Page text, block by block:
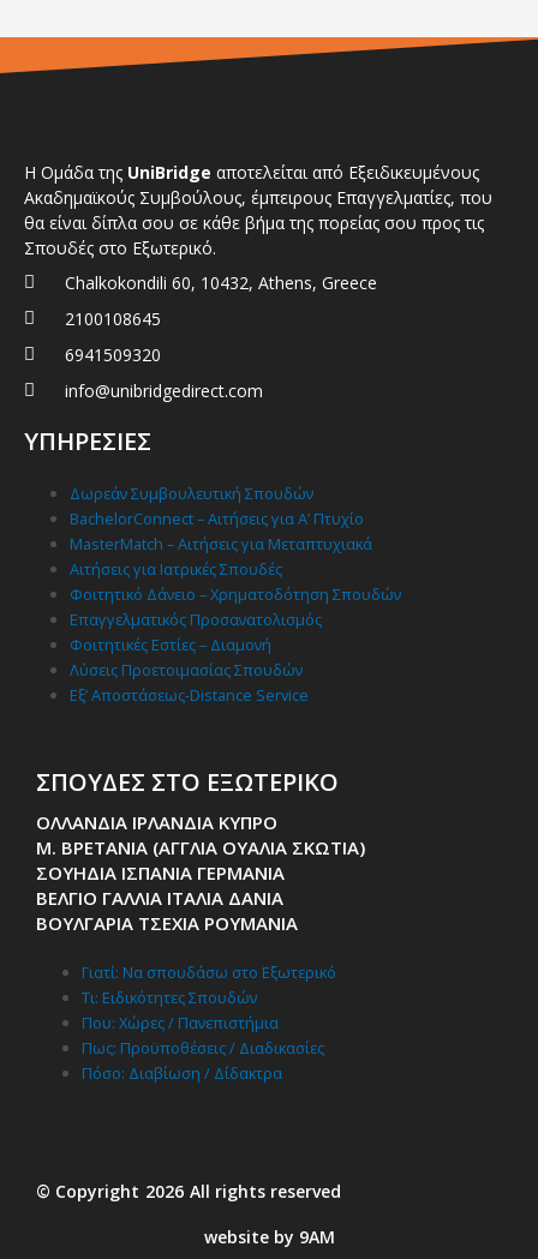
Η Ομάδα της UniBridge αποτελείται από Εξειδικευμένους
Ακαδημαϊκούς Συμβούλους, έμπειρους Επαγγελματίες, που
θα είναι δίπλα σου σε κάθε βήμα της πορείας σου προς τις
Σπουδές στο Εξωτερικό.
Chalkokondili 60, 10432, Athens, Greece
2100108645
6941509320
info@unibridgedirect.com
ΥΠΗΡΕΣΙΕΣ
Δωρεάν Συμβουλευτική Σπουδών
BachelorConnect – Αιτήσεις για Α’ Πτυχίο
MasterMatch – Αιτήσεις για Μεταπτυχιακά
Αιτήσεις για Ιατρικές Σπουδές
Φοιτητικό Δάνειο – Χρηματοδότηση Σπουδών
Επαγγελματικός Προσανατολισμός
Φοιτητικές Εστίες – Διαμονή
Λύσεις Προετοιμασίας Σπουδών
Εξ’ Αποστάσεως-Distance Service
ΣΠΟΥΔΕΣ ΣΤΟ ΕΞΩΤΕΡΙΚΟ
ΟΛΛΑΝΔΙΑ ΙΡΛΑΝΔΙΑ ΚΥΠΡΟ
Μ. ΒΡΕΤΑΝΙΑ (ΑΓΓΛΙΑ ΟΥΑΛΙΑ ΣΚΩΤΙΑ)
ΣΟΥΗΔΙΑ ΙΣΠΑΝΙΑ ΓΕΡΜΑΝΙΑ
ΒΕΛΓΙΟ ΓΑΛΛΙΑ ΙΤΑΛΙΑ ΔΑΝΙΑ
ΒΟΥΛΓΑΡΙΑ ΤΣΕΧΙΑ ΡΟΥΜΑΝΙΑ
Γιατί: Nα σπουδάσω στο Εξωτερικό
Τι: Ειδικότητες Σπουδών
Που: Χώρες / Πανεπιστήμια
Πως: Προϋποθέσεις / Διαδικασίες
Πόσο: Διαβίωση / Δίδακτρα
© Copyright 2026 All rights reserved
website by 9AM